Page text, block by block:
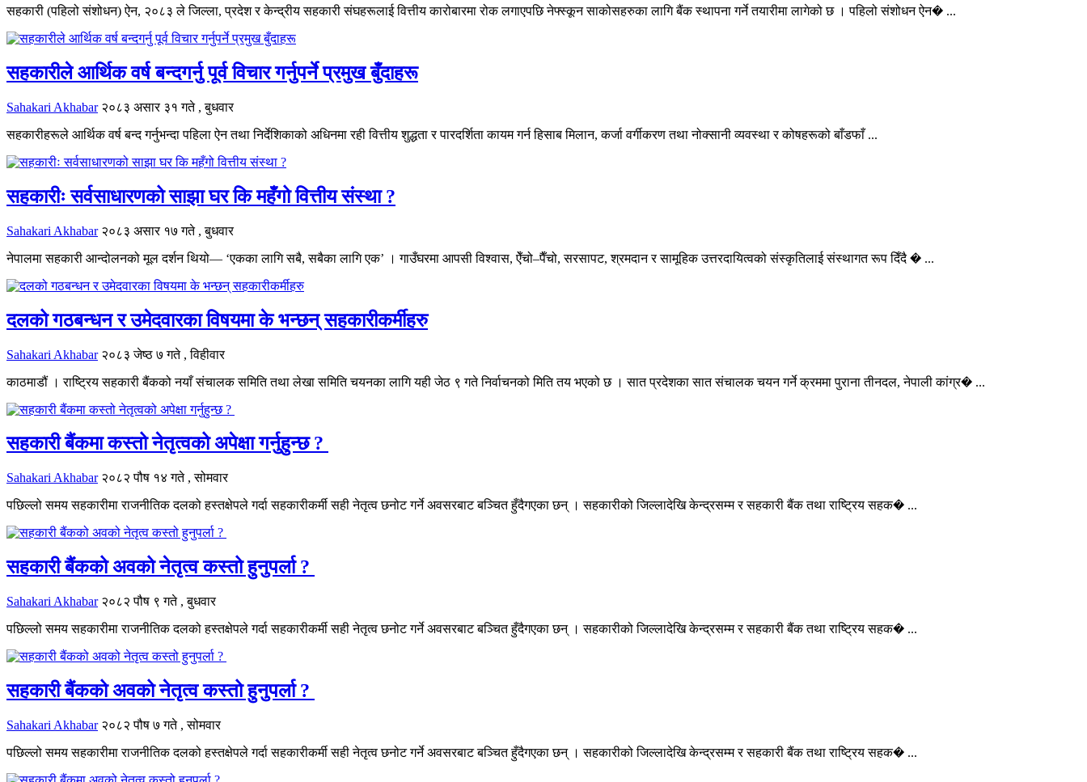
सहकारी (पहिलो संशोधन) ऐन, २०८३ ले जिल्ला, प्रदेश र केन्द्रीय सहकारी संघहरूलाई वित्तीय कारोबारमा रोक लगाएपछि नेफ्स्कून साकोसहरुका लागि बैंक स्थापना गर्ने तयारीमा लागेको छ । पहिलो संशोधन ऐन� ...
सहकारीले आर्थिक वर्ष बन्दगर्नु पूर्व विचार गर्नुपर्ने प्रमुख बुँदाहरू
Sahakari Akhabar २०८३ असार ३१ गते , बुधवार
सहकारीहरूले आर्थिक वर्ष बन्द गर्नुभन्दा पहिला ऐन तथा निर्देशिकाको अधिनमा रही वित्तीय शुद्धता र पारदर्शिता कायम गर्न हिसाब मिलान, कर्जा वर्गीकरण तथा नोक्सानी व्यवस्था र कोषहरूको बाँडफाँ ...
सहकारीः सर्वसाधारणको साझा घर कि महँगो वित्तीय संस्था ?
Sahakari Akhabar २०८३ असार १७ गते , बुधवार
नेपालमा सहकारी आन्दोलनको मूल दर्शन थियो— ‘एकका लागि सबै, सबैका लागि एक’ । गाउँघरमा आपसी विश्वास, ऐँचो–पैँचो, सरसापट, श्रमदान र सामूहिक उत्तरदायित्वको संस्कृतिलाई संस्थागत रूप दिँदै � ...
दलको गठबन्धन र उमेदवारका विषयमा के भन्छन् सहकारीकर्मीहरु
Sahakari Akhabar २०८३ जेष्ठ ७ गते , विहीवार
काठमाडौं । राष्ट्रिय सहकारी बैंकको नयाँ संचालक समिति तथा लेखा समिति चयनका लागि यही जेठ ९ गते निर्वाचनको मिति तय भएको छ । सात प्रदेशका सात संचालक चयन गर्ने क्रममा पुराना तीनदल, नेपाली कांग्र� ...
सहकारी बैंकमा कस्तो नेतृत्वको अपेक्षा गर्नुहुन्छ ?
Sahakari Akhabar २०८२ पौष १४ गते , सोमवार
पछिल्लो समय सहकारीमा राजनीतिक दलको हस्तक्षेपले गर्दा सहकारीकर्मी सही नेतृत्व छनोट गर्ने अवसरबाट बञ्चित हुँदैगएका छन् । सहकारीको जिल्लादेखि केन्द्रसम्म र सहकारी बैंक तथा राष्ट्रिय सहक� ...
सहकारी बैंकको अवको नेतृत्व कस्तो हुनुपर्ला ?
Sahakari Akhabar २०८२ पौष ९ गते , बुधवार
पछिल्लो समय सहकारीमा राजनीतिक दलको हस्तक्षेपले गर्दा सहकारीकर्मी सही नेतृत्व छनोट गर्ने अवसरबाट बञ्चित हुँदैगएका छन् । सहकारीको जिल्लादेखि केन्द्रसम्म र सहकारी बैंक तथा राष्ट्रिय सहक� ...
सहकारी बैंकको अवको नेतृत्व कस्तो हुनुपर्ला ?
Sahakari Akhabar २०८२ पौष ७ गते , सोमवार
पछिल्लो समय सहकारीमा राजनीतिक दलको हस्तक्षेपले गर्दा सहकारीकर्मी सही नेतृत्व छनोट गर्ने अवसरबाट बञ्चित हुँदैगएका छन् । सहकारीको जिल्लादेखि केन्द्रसम्म र सहकारी बैंक तथा राष्ट्रिय सहक� ...